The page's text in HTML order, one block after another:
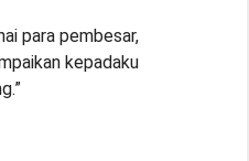
para pembesar,
kepadaku